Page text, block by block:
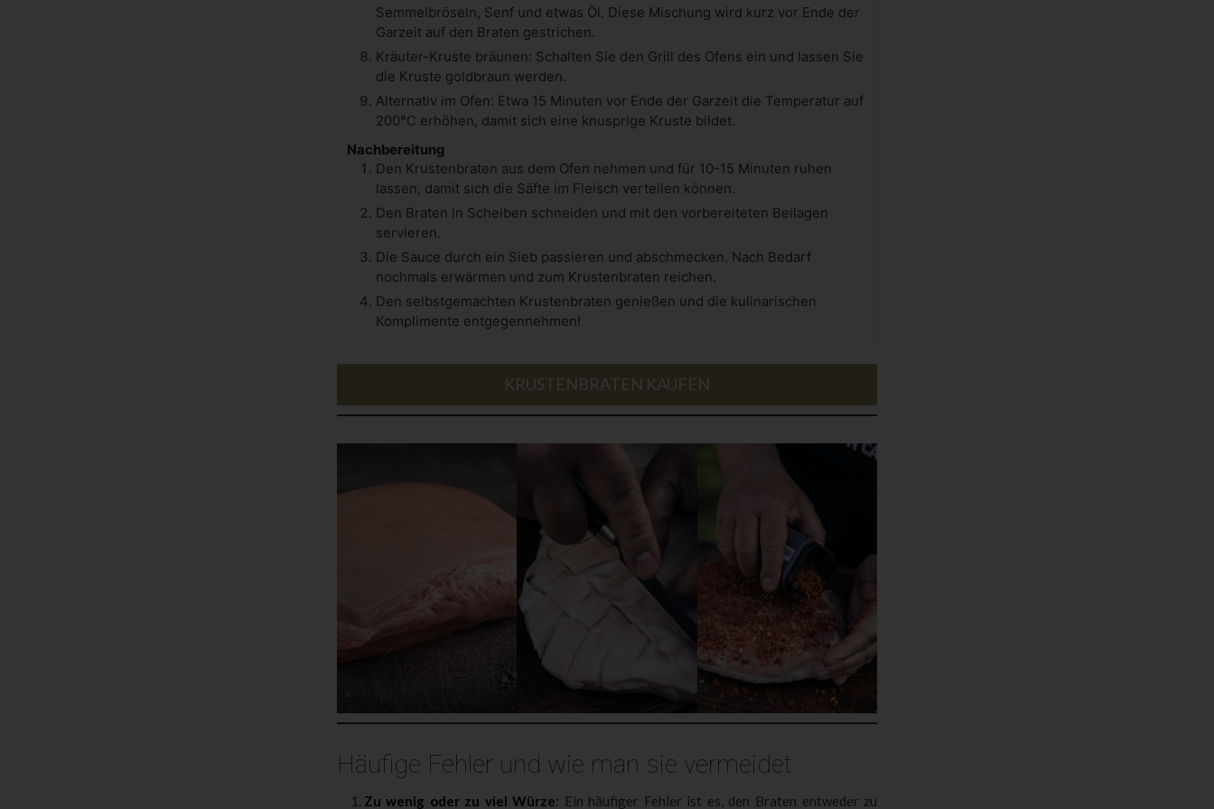
Semmelbröseln, Senf und etwas Öl. Diese Mischung wird kurz vor Ende der
Garzeit auf den Braten gestrichen.
Kräuter-Kruste bräunen: Schalten Sie den Grill des Ofens ein und lassen Sie
die Kruste goldbraun werden.
Alternativ im Ofen: Etwa 15 Minuten vor Ende der Garzeit die Temperatur auf
200°C erhöhen, damit sich eine knusprige Kruste bildet.
Nachbereitung
Den Krustenbraten aus dem Ofen nehmen und für 10-15 Minuten ruhen
lassen, damit sich die Säfte im Fleisch verteilen können.
Den Braten in Scheiben schneiden und mit den vorbereiteten Beilagen
servieren.
Die Sauce durch ein Sieb passieren und abschmecken. Nach Bedarf
nochmals erwärmen und zum Krustenbraten reichen.
Den selbstgemachten Krustenbraten genießen und die kulinarischen
Komplimente entgegennehmen!
KRUSTENBRATEN KAUFEN
Häufige Fehler und wie man sie vermeidet
Zu wenig oder zu viel Würze: Ein häufiger Fehler ist es, den Braten entweder zu